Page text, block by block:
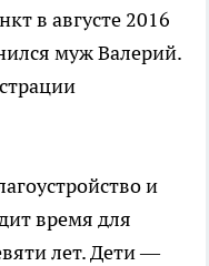
в августе 2016
муж Валерий.
и
время для
лет. Дети —